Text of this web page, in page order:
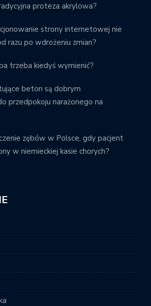
proteza akrylowa?
strony internetowej nie
razu po wdrożeniu zmian?
trzeba kiedyś wymienić?
beton są dobrym
przedpokoju narażonego na
zębów w Polsce, gdy pacjent
w niemieckiej kasie chorych?